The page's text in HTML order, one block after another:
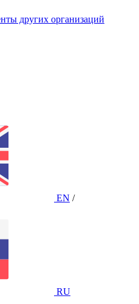
других организаций
EN /
RU